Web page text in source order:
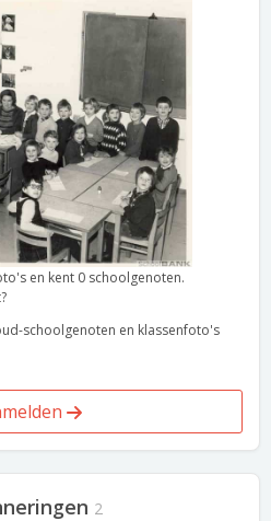
en kent 0 schoolgenoten.
schoolgenoten en klassenfoto's
2